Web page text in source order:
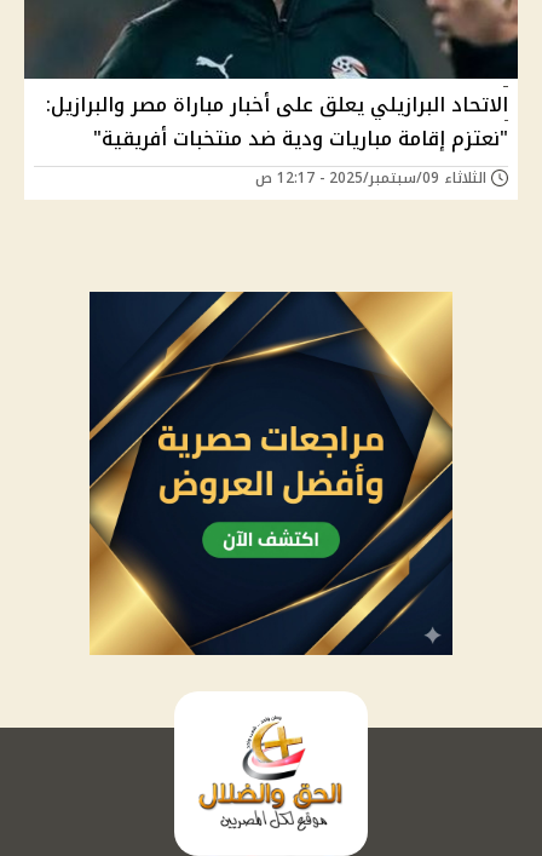
الاتحاد البرازيلي يعلق على أخبار مباراة مصر والبرازيل:
"نعتزم إقامة مباريات ودية ضد منتخبات أفريقية"
الثلاثاء 09/سبتمبر/2025 - 12:17 ص